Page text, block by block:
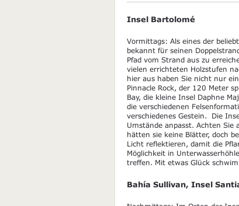
Insel Bartolomé
Vormittags: Als eines der
bekannt für seinen
Pfad vom Strand aus zu
vielen errichteten Holzstufen
hier aus haben Sie nicht nur
Pinnacle Rock, der 120 Meter
Bay, die kleine Insel Daphne
die verschiedenen
verschiedenes Gestein. Die
Umstände anpasst. Achten Sie
hätten sie keine Blätter, doch
Licht reflektieren, damit die
Möglichkeit in
treffen. Mit etwas Glück
Bahía Sullivan, Insel